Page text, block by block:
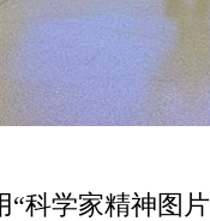
学家精神图片